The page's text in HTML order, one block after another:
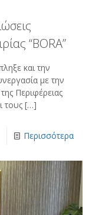
“BORA”
και την
με την
Περιφέρειας
τους […]
Περισσότερα